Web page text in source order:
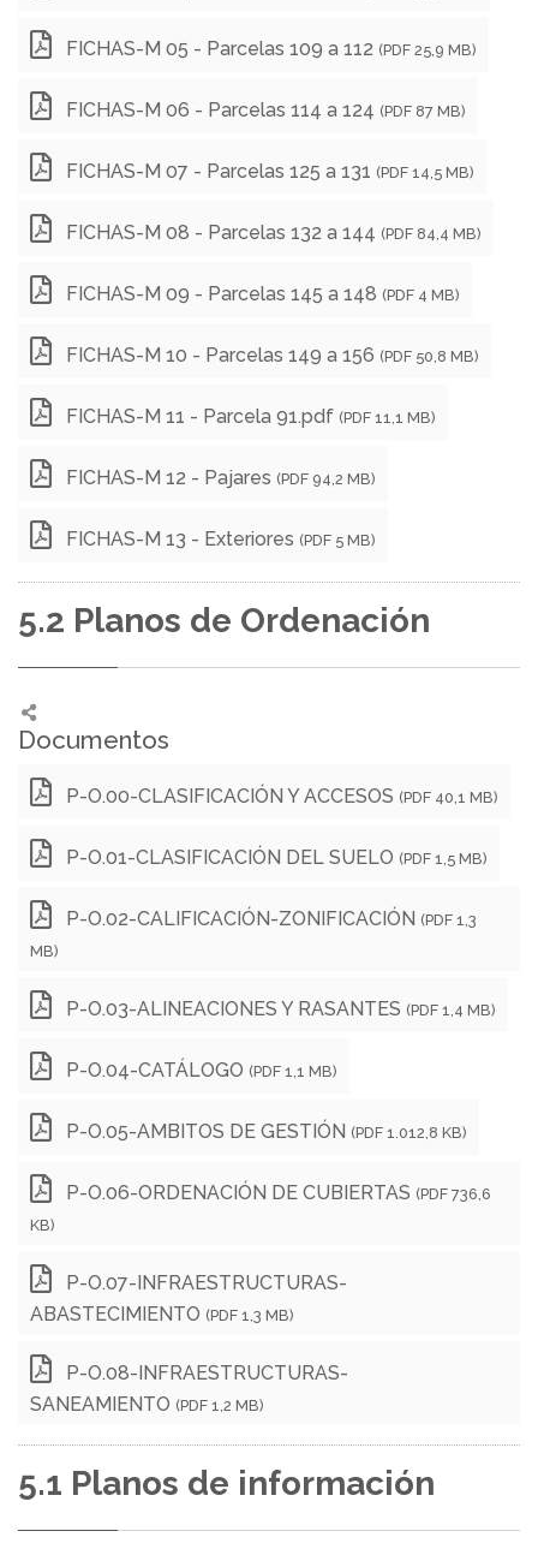
FICHAS-M 05 - Parcelas 109 a 112 (PDF 25,9 MB)
FICHAS-M 06 - Parcelas 114 a 124 (PDF 87 MB)
FICHAS-M 07 - Parcelas 125 a 131 (PDF 14,5 MB)
FICHAS-M 08 - Parcelas 132 a 144 (PDF 84,4 MB)
FICHAS-M 09 - Parcelas 145 a 148 (PDF 4 MB)
FICHAS-M 10 - Parcelas 149 a 156 (PDF 50,8 MB)
FICHAS-M 11 - Parcela 91.pdf (PDF 11,1 MB)
FICHAS-M 12 - Pajares (PDF 94,2 MB)
FICHAS-M 13 - Exteriores (PDF 5 MB)
5.2 Planos de Ordenación
Documentos
P-O.00-CLASIFICACIÓN Y ACCESOS (PDF 40,1 MB)
P-O.01-CLASIFICACIÓN DEL SUELO (PDF 1,5 MB)
P-O.02-CALIFICACIÓN-ZONIFICACIÓN (PDF 1,3
MB)
P-O.03-ALINEACIONES Y RASANTES (PDF 1,4 MB)
P-O.04-CATÁLOGO (PDF 1,1 MB)
P-O.05-AMBITOS DE GESTIÓN (PDF 1.012,8 KB)
P-O.06-ORDENACIÓN DE CUBIERTAS (PDF 736,6
KB)
P-O.07-INFRAESTRUCTURAS-
ABASTECIMIENTO (PDF 1,3 MB)
P-O.08-INFRAESTRUCTURAS-
SANEAMIENTO (PDF 1,2 MB)
5.1 Planos de información